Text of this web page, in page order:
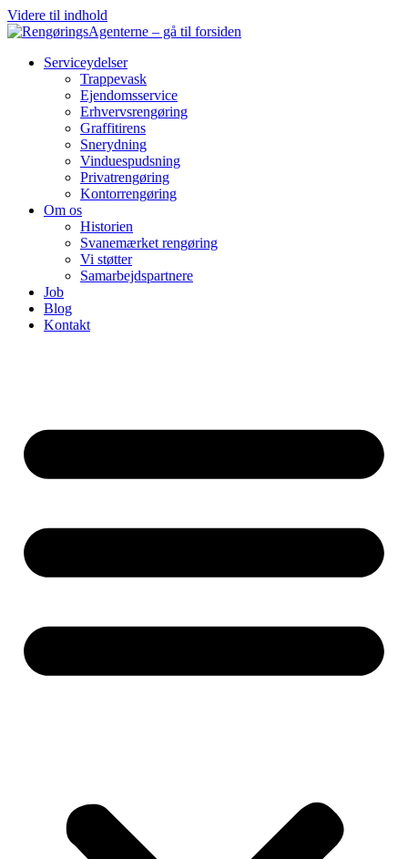
Videre til indhold
Serviceydelser
Trappevask
Ejendomsservice
Erhvervsrengøring
Graffitirens
Snerydning
Vinduespudsning
Privatrengøring
Kontorrengøring
Om os
Historien
Svanemærket rengøring
Vi støtter
Samarbejdspartnere
Job
Blog
Kontakt